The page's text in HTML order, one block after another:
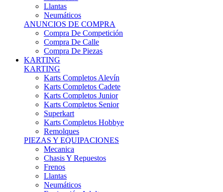
Neumáticos
ANUNCIOS DE COMPRA
Compra De Competición
Compra De Calle
Compra De Piezas
KARTING
KARTING
Karts Completos Alevín
Karts Completos Cadete
Karts Completos Junior
Karts Completos Senior
Superkart
Karts Completos Hobbye
Remolques
PIEZAS Y EQUIPACIONES
Mecanica
Chasis Y Repuestos
Frenos
Llantas
Neumáticos
Equipación Adultos
Equipación Niños